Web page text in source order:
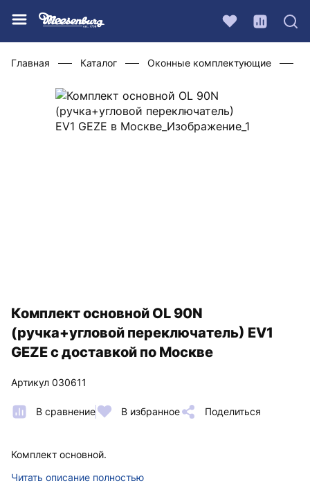
Главная Каталог Оконные комплектующие
Комплект основной OL 90N
(ручка+угловой переключатель) EV1
GEZE с доставкой по Москве
Артикул 030611
В сравнение В избранное Поделиться
Комплект основной.
Читать описание полностью